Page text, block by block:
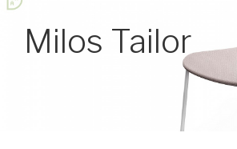
Milos Tailor